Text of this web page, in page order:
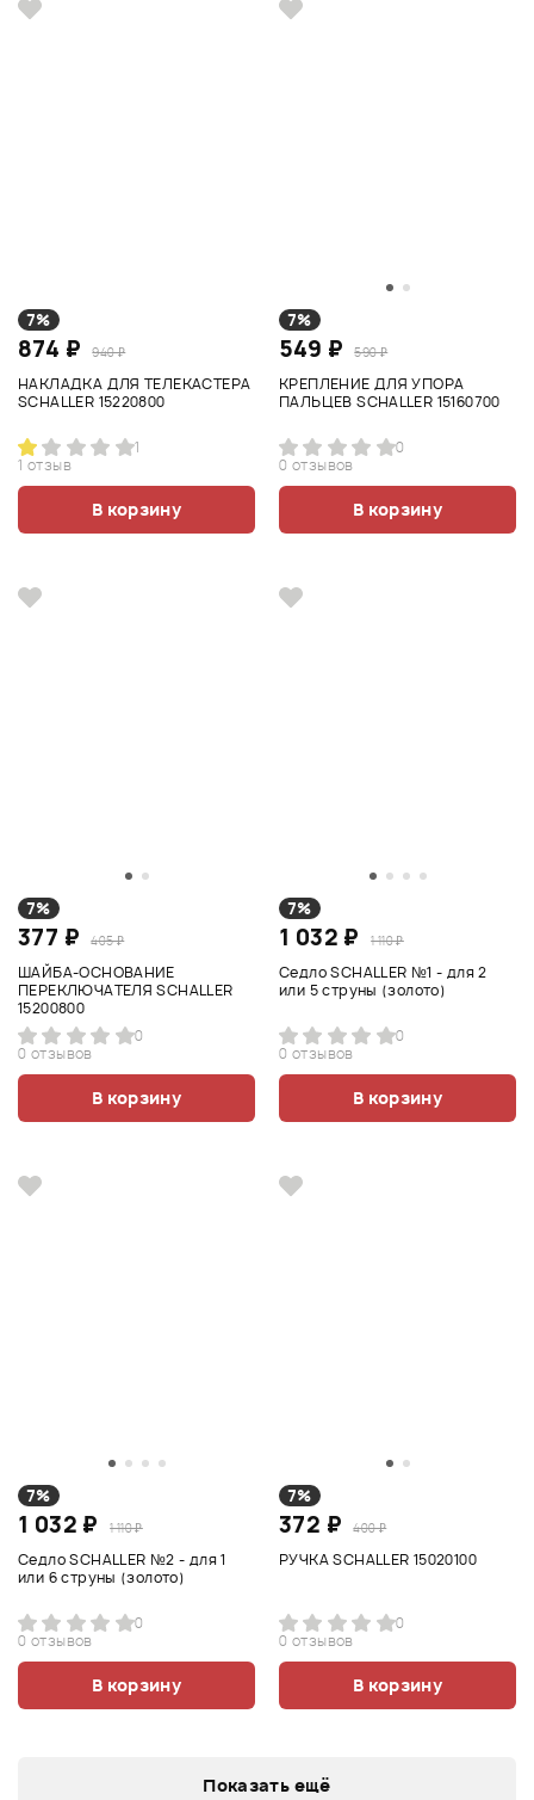
7%
874 ₽ 940 ₽
НАКЛАДКА ДЛЯ ТЕЛЕКАСТЕРА
SCHALLER 15220800
1
1 отзыв
В корзину
7%
549 ₽ 590 ₽
КРЕПЛЕНИЕ ДЛЯ УПОРА
ПАЛЬЦЕВ SCHALLER 15160700
0
0 отзывов
В корзину
7%
377 ₽ 405 ₽
ШАЙБА-ОСНОВАНИЕ
ПЕРЕКЛЮЧАТЕЛЯ SCHALLER
15200800
0
0 отзывов
В корзину
7%
1 032 ₽ 1 110 ₽
Седло SCHALLER №1 - для 2
или 5 струны (золото)
0
0 отзывов
В корзину
7%
1 032 ₽ 1 110 ₽
Седло SCHALLER №2 - для 1
или 6 струны (золото)
0
0 отзывов
В корзину
7%
372 ₽ 400 ₽
РУЧКА SCHALLER 15020100
0
0 отзывов
В корзину
Показать ещё